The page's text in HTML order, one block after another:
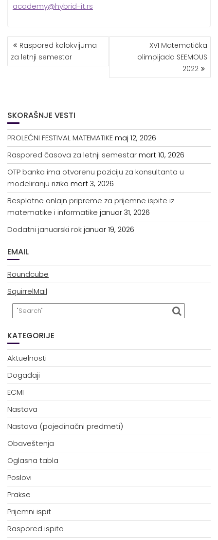
academy@hybrid-it.rs
KRETANJE
ČLANKA
Raspored kolokvijuma
za letnji semestar
XVI Matematička
olimpijada SEEMOUS
2022
SKORAŠNJE VESTI
PROLEĆNI FESTIVAL MATEMATIKE maj 12, 2026
Raspored časova za letnji semestar mart 10, 2026
OTP banka ima otvorenu poziciju za konsultanta u
modeliranju rizika mart 3, 2026
Besplatne onlajn pripreme za prijemne ispite iz
matematike i informatike januar 31, 2026
Dodatni januarski rok januar 19, 2026
EMAIL
Roundcube
SquirrelMail
KATEGORIJE
Aktuelnosti
Događaji
ECMI
Nastava
Nastava (pojedinačni predmeti)
Obaveštenja
Oglasna tabla
Poslovi
Prakse
Prijemni ispit
Raspored ispita